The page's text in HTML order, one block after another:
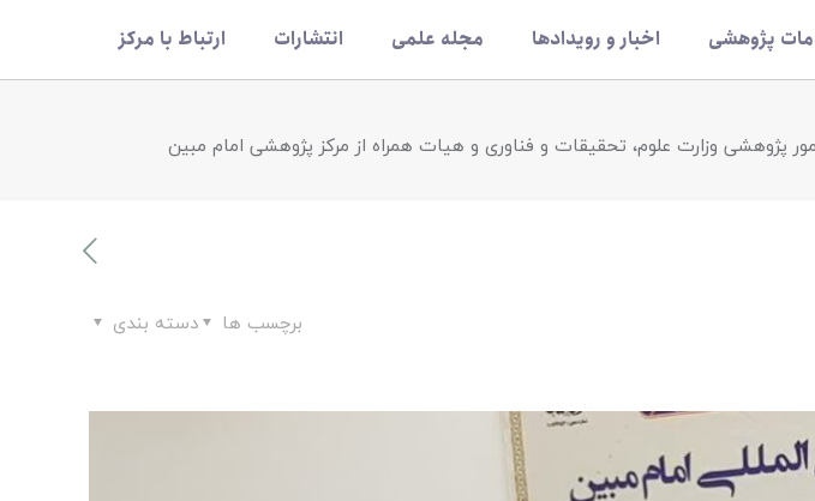
پژوهشی اخبار و رویدادها مجله علمی انتشارات ارتباط با مرکز
پژوهشی وزارت علوم، تحقیقات و فناوری و هیات همراه از مرکز پژوهشی امام مبین
دسته بندی برچسب ها